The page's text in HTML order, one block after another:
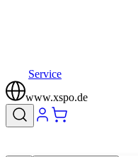
Service
www.xspo.de